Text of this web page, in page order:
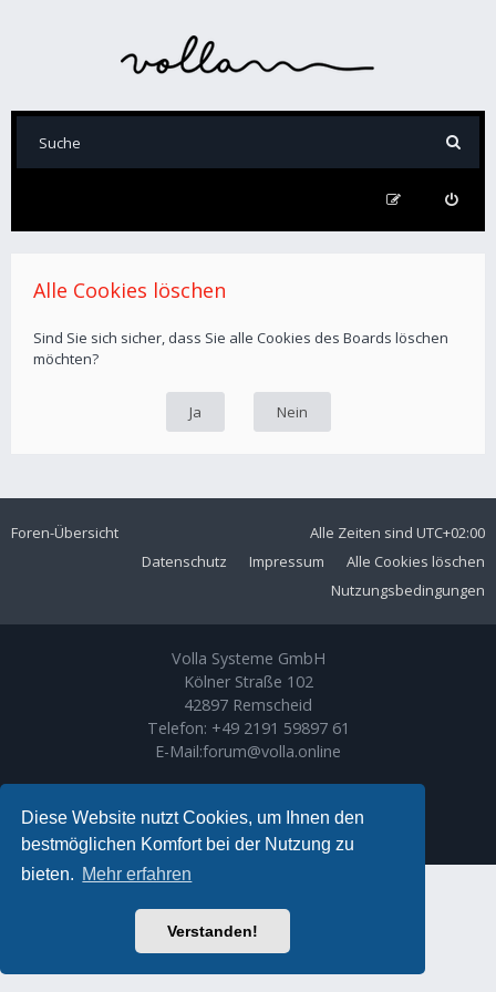
Diese Website nutzt Cookies, um Ihnen den
bestmöglichen Komfort bei der Nutzung zu
bieten. Mehr erfahren
Verstanden!
Alle Cookies löschen
Sind Sie sich sicher, dass Sie alle Cookies des Boards löschen
möchten?
Foren-Übersicht Alle Zeiten sind UTC+02:00
Alle Cookies löschen
Impressum
Datenschutz
Nutzungsbedingungen
Volla Systeme GmbH
Kölner Straße 102
42897 Remscheid
Telefon: +49 2191 59897 61
E-Mail:forum@volla.online
Ariki Theme byGramziu